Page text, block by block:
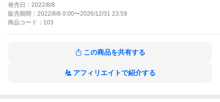
発売日： 2022/8/8
販売期間： 2022/8/8 0:00〜2026/12/31 23:59
商品 コード： 103
この商品を共有する
アフィリエイトで紹介する